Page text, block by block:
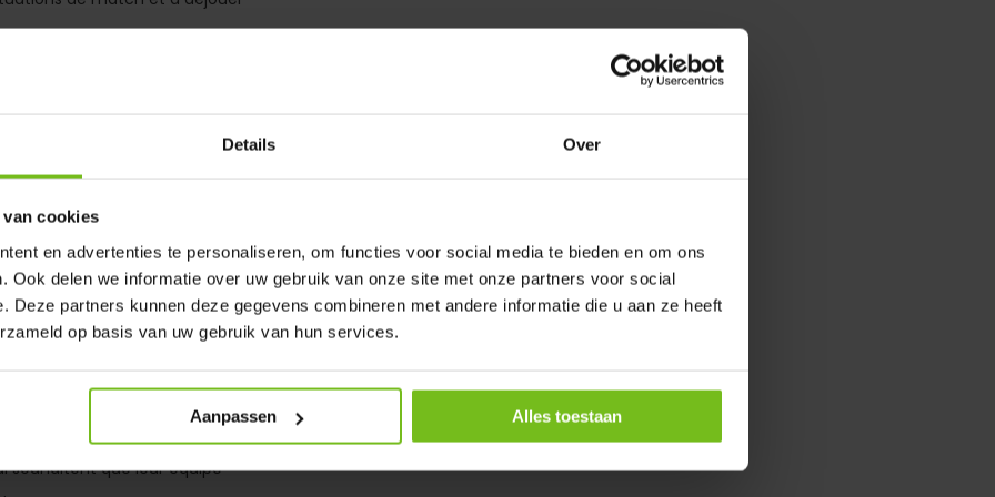
Details Over
cookies
en advertenties te personaliseren, om functies voor social media te bieden en om ons
Ook delen we informatie over uw gebruik van onze site met onze partners voor social
Deze partners kunnen deze gegevens combineren met andere informatie die u aan ze heeft
op basis van uw gebruik van hun services.
Aanpassen Alles toestaan
en pratique :
pour jouer malgré le
de l'adversaire
pour ouvrir des lignes
les phases du match
et pénétrer
souhaitent que leur équipe